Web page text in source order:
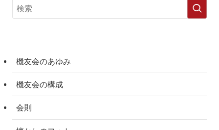
機友会のあゆみ
機友会の構成
会則